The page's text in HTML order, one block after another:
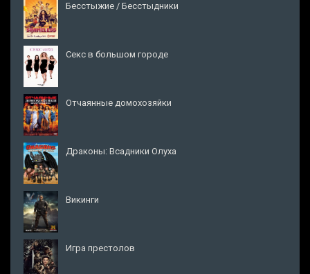
Бесстыжие / Бесстыдники
Секс в большом городе
Отчаянные домохозяйки
Драконы: Всадники Олуха
Викинги
Игра престолов